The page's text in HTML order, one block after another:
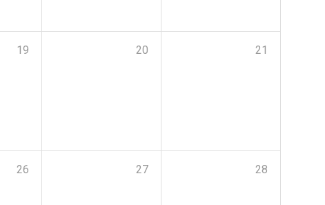
19 20 21
26 27 28